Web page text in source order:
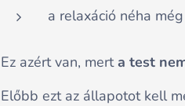
a relaxáció néha
Ez azért van, merta test
Előbb ezt az állapotot kell